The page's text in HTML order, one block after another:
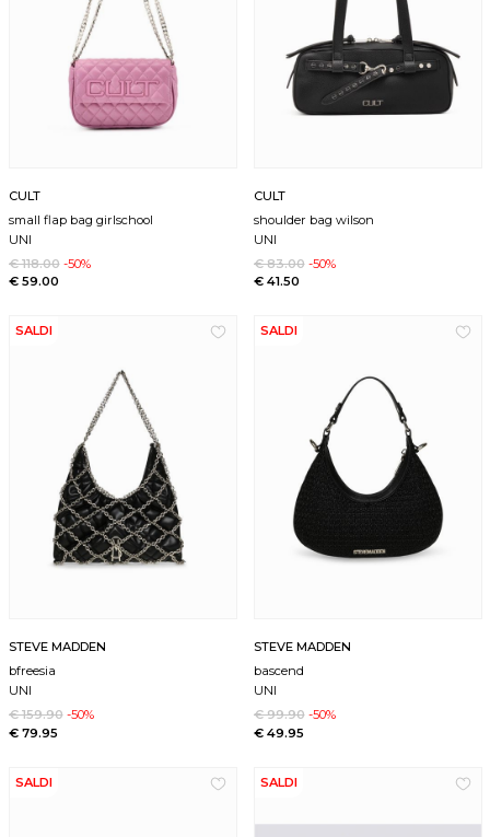
CULT
small flap bag girlschool
UNI
€ 118.00 -50%
€ 59.00
CULT
shoulder bag wilson
UNI
€ 83.00 -50%
€ 41.50
SALDI
STEVE MADDEN
bfreesia
UNI
€ 159.90 -50%
€ 79.95
SALDI
STEVE MADDEN
bascend
UNI
€ 99.90 -50%
€ 49.95
SALDI SALDI